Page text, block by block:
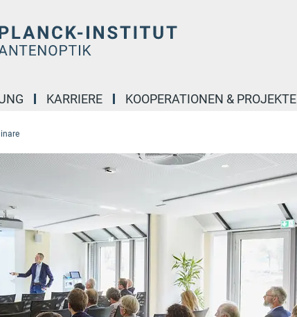
KARRIERE KOOPERATIONEN & PROJEKTE